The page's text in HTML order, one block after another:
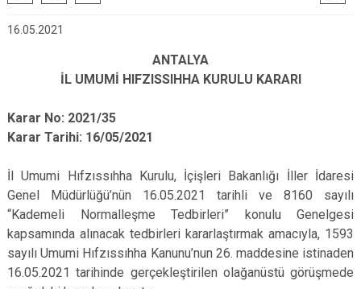
16.05.2021
ANTALYA
İL UMUMİ HIFZISSIHHA KURULU KARARI
Karar No: 2021/35
Karar Tarihi: 16/05/2021
İl Umumi Hıfzıssıhha Kurulu, İçişleri Bakanlığı İller İdaresi
Genel Müdürlüğü’nün 16.05.2021 tarihli ve 8160 sayılı
“Kademeli Normalleşme Tedbirleri” konulu Genelgesi
kapsamında alınacak tedbirleri kararlaştırmak amacıyla, 1593
sayılı Umumi Hıfzıssıhha Kanunu’nun 26. maddesine istinaden
16.05.2021 tarihinde gerçekleştirilen olağanüstü görüşmede